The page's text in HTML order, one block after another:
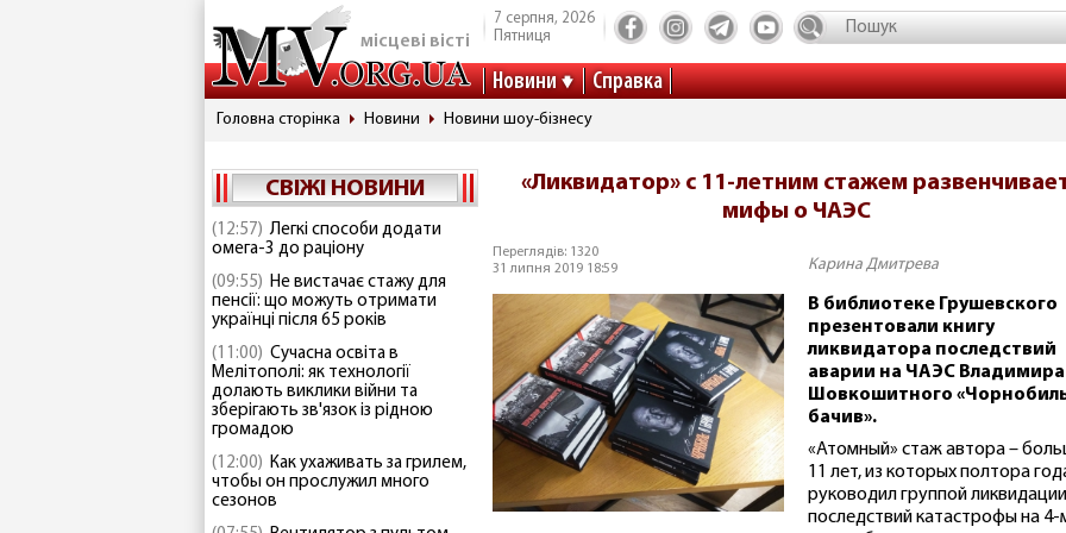
місцеві вісті
7 серпня, 2026
Пятниця
Новини Справка
Головна сторінка Новини Новини шоу-бізнесу
СВІЖІ НОВИНИ
(12:57) Легкі способи додати
омега-3 до раціону
(09:55) Не вистачає стажу для
пенсії: що можуть отримати
українці після 65 років
(11:00) Сучасна освіта в
Мелітополі: як технології
долають виклики війни та
зберігають зв'язок із рідною
громадою
(12:00) Как ухаживать за грилем,
чтобы он прослужил много
сезонов
«Ликвидатор» с 11-летним стажем
мифы о ЧАЭС
Переглядів: 1320
31 липня 2019 18:59
Карина Дмитрева
В библиотеке Грушевского
презентовали книгу
ликвидатора последствий
аварии на ЧАЭС Владимира
Шовкошитного
бачив».
«Атомный» стаж автора –
11 лет, из которых полтора
руководил группой ликвидации
последствий катастрофы на 4-